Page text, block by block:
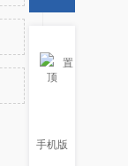
置
顶
手机版